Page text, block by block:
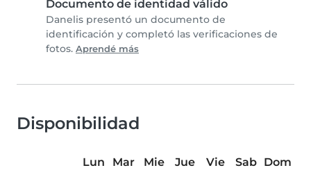
Documento de identidad válido
Danelis presentó un documento de
identificación y completó las verificaciones de
fotos. Aprendé más
Disponibilidad
Lun Mar Mie Jue Vie Sab
Dom